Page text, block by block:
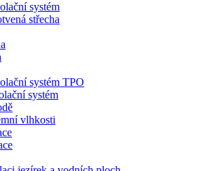
systém
střecha
systém TPO
systém
vlhkosti